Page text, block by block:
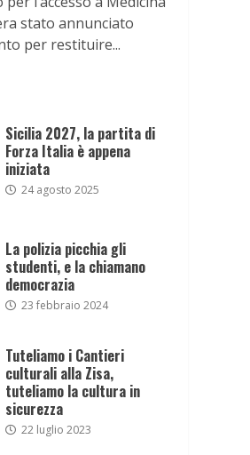
stato annunciato
per restituire...
Sicilia 2027, la partita di
Forza Italia è appena
iniziata
24 agosto 2025
La polizia picchia gli
studenti, e la chiamano
democrazia
23 febbraio 2024
Tuteliamo i Cantieri
culturali alla Zisa,
tuteliamo la cultura in
sicurezza
22 luglio 2023